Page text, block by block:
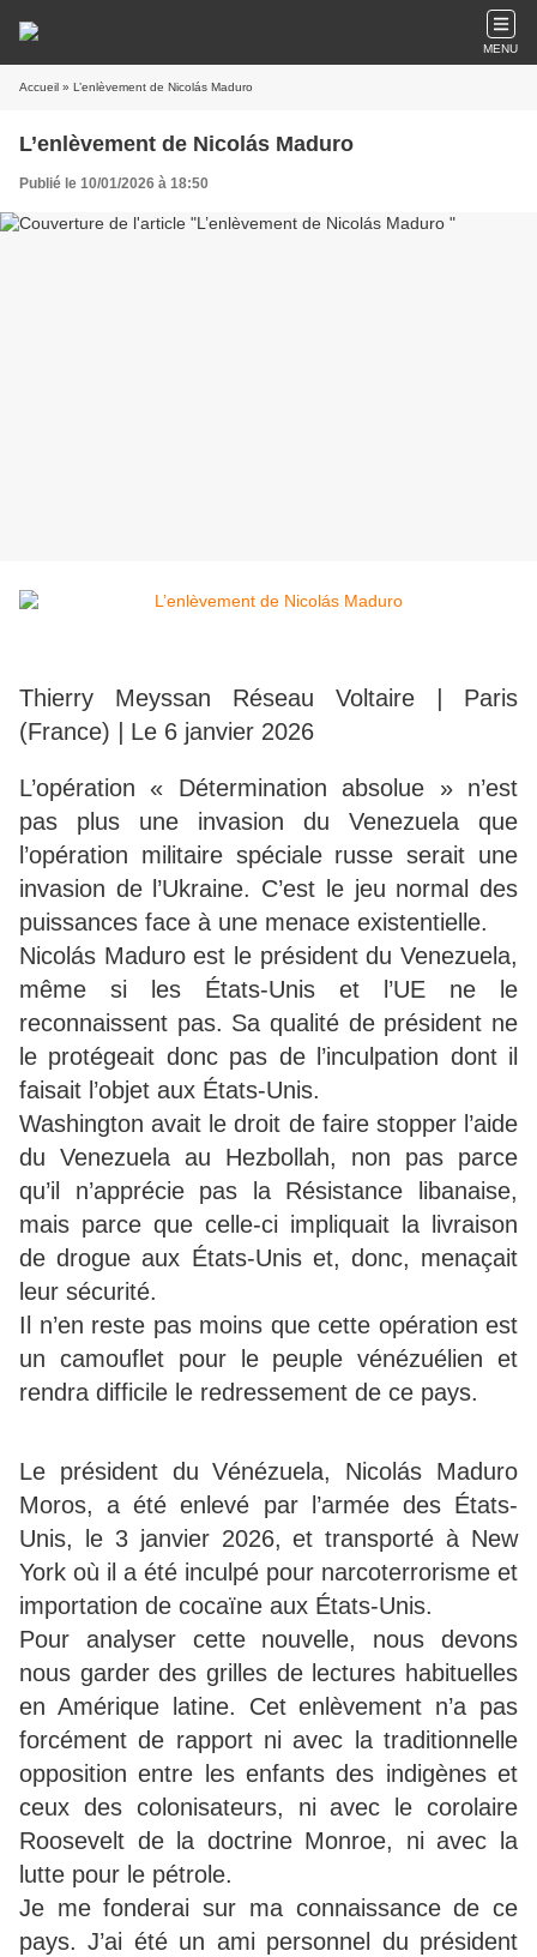
MENU
Accueil » L’enlèvement de Nicolás Maduro
L’enlèvement de Nicolás Maduro
Publié le 10/01/2026 à 18:50
Thierry Meyssan Réseau Voltaire
Paris
(France)
Le 6 janvier 2026
L’opération « Détermination absolue » n’est
pas plus une invasion du Venezuela que
l’opération militaire spéciale russe serait une
invasion de l’Ukraine. C’est le jeu normal des
puissances face à une menace existentielle.
Nicolás Maduro est le président du Venezuela,
même si les États-Unis et l’UE ne le
reconnaissent pas. Sa qualité de président ne
le protégeait donc pas de l’inculpation dont il
faisait l’objet aux États-Unis.
Washington avait le droit de faire stopper l’aide
du Venezuela au Hezbollah, non pas parce
qu’il n’apprécie pas la Résistance libanaise,
mais parce que celle-ci impliquait la livraison
de drogue aux États-Unis et, donc, menaçait
leur sécurité.
Il n’en reste pas moins que cette opération est
un camouflet pour le peuple vénézuélien et
rendra difficile le redressement de ce pays.
Le président du Vénézuela, Nicolás Maduro
Moros, a été enlevé par l’armée des États-
Unis, le 3 janvier 2026, et transporté à New
York où il a été inculpé pour narcoterrorisme et
importation de cocaïne aux États-Unis.
Pour analyser cette nouvelle, nous devons
nous garder des grilles de lectures habituelles
en Amérique latine. Cet enlèvement n’a pas
forcément de rapport ni avec la traditionnelle
opposition entre les enfants des indigènes et
ceux des colonisateurs, ni avec le corolaire
Roosevelt de la doctrine Monroe, ni avec la
lutte pour le pétrole.
Je me fonderai sur ma connaissance de ce
pays. J’ai été un ami personnel du président